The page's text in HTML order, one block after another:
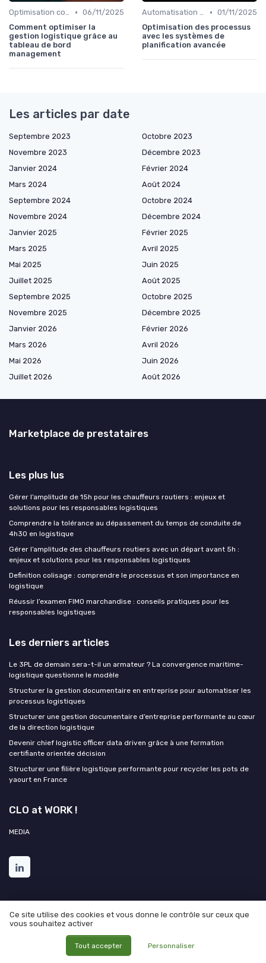
Optimisation coûts • 06/11/2025
Comment optimiser la
gestion logistique grâce au
tableau de bord
management
Automatisation processus • 01/11/2025
Optimisation des processus
avec les systèmes de
planification avancée
Les articles par date
Septembre 2023
Octobre 2023
Novembre 2023
Décembre 2023
Janvier 2024
Février 2024
Mars 2024
Août 2024
Septembre 2024
Octobre 2024
Novembre 2024
Décembre 2024
Janvier 2025
Février 2025
Mars 2025
Avril 2025
Mai 2025
Juin 2025
Juillet 2025
Août 2025
Septembre 2025
Octobre 2025
Novembre 2025
Décembre 2025
Janvier 2026
Février 2026
Mars 2026
Avril 2026
Mai 2026
Juin 2026
Juillet 2026
Août 2026
Marketplace de prestataires
Les plus lus
Gérer l’amplitude de 15h pour les chauffeurs routiers : enjeux et
solutions pour les responsables logistiques
Comprendre la tolérance au dépassement du temps de conduite de
4h30 en logistique
Gérer l’amplitude des chauffeurs routiers avec un départ avant 5h :
enjeux et solutions pour les responsables logistiques
Definition colisage : comprendre le processus et son importance en
logistique
Réussir l’examen FIMO marchandise : conseils pratiques pour les
responsables logistiques
Les derniers articles
Le 3PL de demain sera-t-il un armateur ? La convergence maritime-
logistique questionne le modèle
Structurer la gestion documentaire en entreprise pour automatiser les
processus logistiques
Structurer une gestion documentaire d’entreprise performante au cœur
de la direction logistique
Devenir chief logistic officer data driven grâce à une formation
certifiante orientée décision
Structurer une filière logistique performante pour recycler les pots de
yaourt en France
CLO at WORK !
MEDIA
Mentions légales Politique de confidentialité
enquête 2025 sur l'IA et les directions logistiques
Ce site utilise des cookies et vous donne le contrôle sur ceux que
vous souhaitez activer
Tout accepter Personnaliser